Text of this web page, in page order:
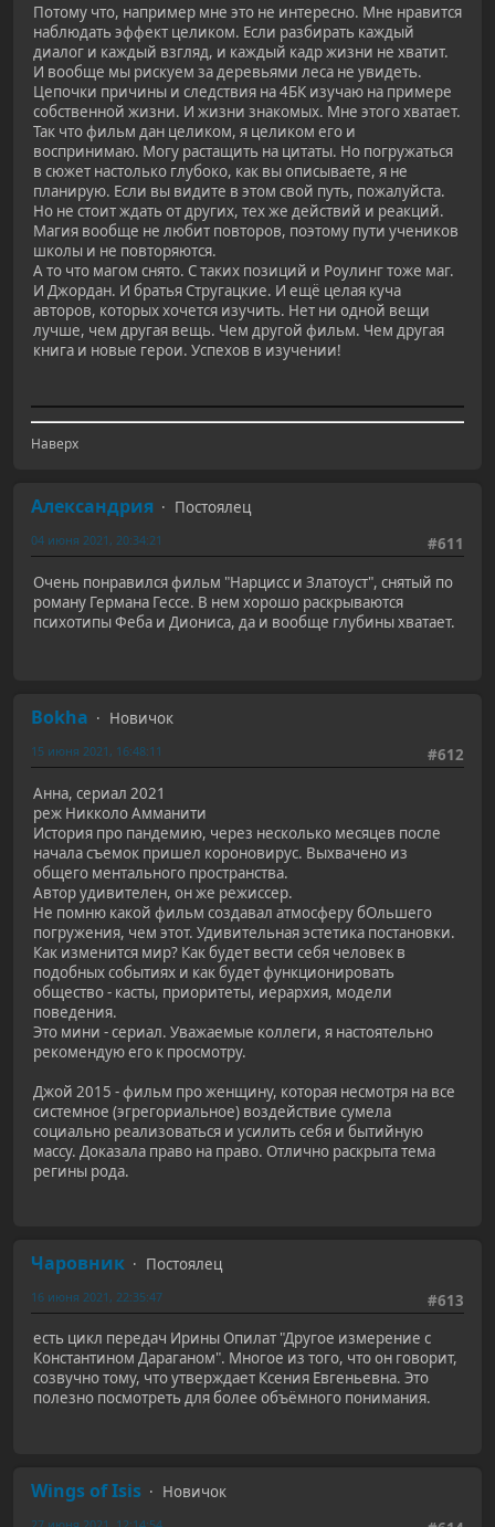
Потому что, например мне это не интересно. Мне нравится
наблюдать эффект целиком. Если разбирать каждый
диалог и каждый взгляд, и каждый кадр жизни не хватит.
И вообще мы рискуем за деревьями леса не увидеть.
Цепочки причины и следствия на 4БК изучаю на примере
собственной жизни. И жизни знакомых. Мне этого хватает.
Так что фильм дан целиком, я целиком его и
воспринимаю. Могу растащить на цитаты. Но погружаться
в сюжет настолько глубоко, как вы описываете, я не
планирую. Если вы видите в этом свой путь, пожалуйста.
Но не стоит ждать от других, тех же действий и реакций.
Магия вообще не любит повторов, поэтому пути учеников
школы и не повторяются.
А то что магом снято. С таких позиций и Роулинг тоже маг.
И Джордан. И братья Стругацкие. И ещё целая куча
авторов, которых хочется изучить. Нет ни одной вещи
лучше, чем другая вещь. Чем другой фильм. Чем другая
книга и новые герои. Успехов в изучении!
Наверх
Александрия
Постоялец
#611
04 июня 2021, 20:34:21
Очень понравился фильм "Нарцисс и Златоуст", снятый по
роману Германа Гессе. В нем хорошо раскрываются
психотипы Феба и Диониса, да и вообще глубины хватает.
Bokha
Новичок
#612
15 июня 2021, 16:48:11
Анна, сериал 2021
реж Никколо Амманити
История про пандемию, через несколько месяцев после
начала съемок пришел короновирус. Выхвачено из
общего ментального пространства.
Автор удивителен, он же режиссер.
Не помню какой фильм создавал атмосферу бОльшего
погружения, чем этот. Удивительная эстетика постановки.
Как изменится мир? Как будет вести себя человек в
подобных событиях и как будет функционировать
общество - касты, приоритеты, иерархия, модели
поведения.
Это мини - сериал. Уважаемые коллеги, я настоятельно
рекомендую его к просмотру.
Джой 2015 - фильм про женщину, которая несмотря на все
системное (эгрегориальное) воздействие сумела
социально реализоваться и усилить себя и бытийную
массу. Доказала право на право. Отлично раскрыта тема
регины рода.
Чаровник
Постоялец
#613
16 июня 2021, 22:35:47
есть цикл передач Ирины Опилат "Другое измерение с
Константином Дараганом". Многое из того, что он говорит,
созвучно тому, что утверждает Ксения Евгеньевна. Это
полезно посмотреть для более объёмного понимания.
Wings of Isis
Новичок